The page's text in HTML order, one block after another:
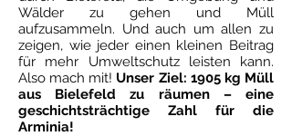
Wälder zu gehen und Müll
aufzusammeln. Und auch um allen zu
zeigen, wie jeder einen kleinen Beitrag
für mehr Umweltschutz leisten kann.
Also mach mit! Unser Ziel: 1905 kg Müll
aus Bielefeld zu räumen – eine
geschichtsträchtige Zahl für die
Arminia!